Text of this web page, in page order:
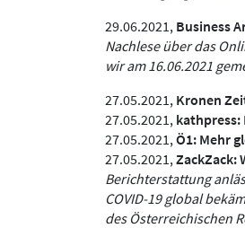
29.06.2021, Business
Nachlese über das
wir am 16.06.2021
27.05.2021, Kronen
27.05.2021, kathpress:
27.05.2021, Ö1: Mehr
27.05.2021, ZackZack:
Berichterstattung
COVID-19 global
des Österreichischen